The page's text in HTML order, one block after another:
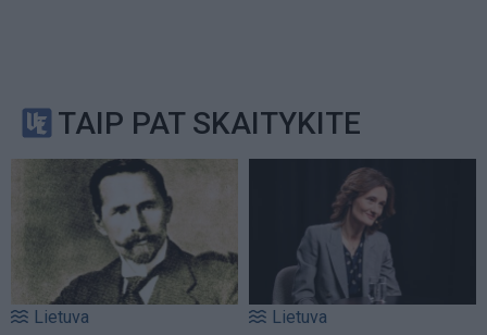
TAIP PAT SKAITYKITE
Lietuva Lietuva